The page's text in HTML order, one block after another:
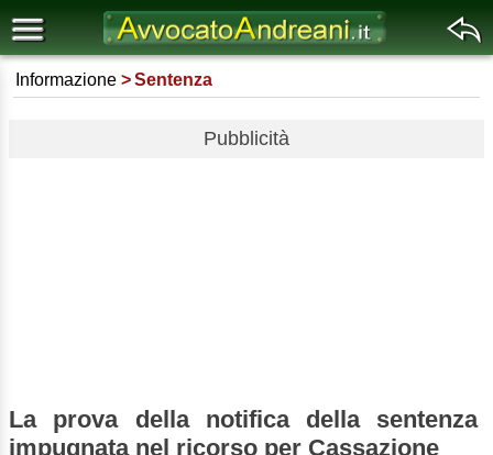
Informazione Sentenza
Pubblicità
La prova della notifica della sentenza
impugnata nel ricorso per Cassazione